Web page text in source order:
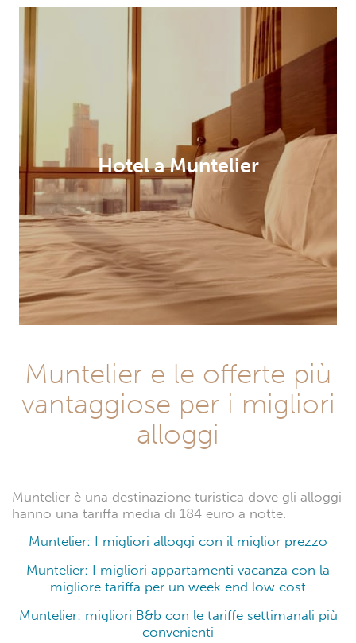
Hotel a Muntelier
Muntelier e le offerte più
vantaggiose per i migliori
alloggi
Muntelier è una destinazione turistica dove gli alloggi
hanno una tariffa media di 184 euro a notte.
Muntelier: I migliori alloggi con il miglior prezzo
Muntelier: I migliori appartamenti vacanza con la
migliore tariffa per un week end low cost
Muntelier: migliori B&b con le tariffe settimanali più
convenienti